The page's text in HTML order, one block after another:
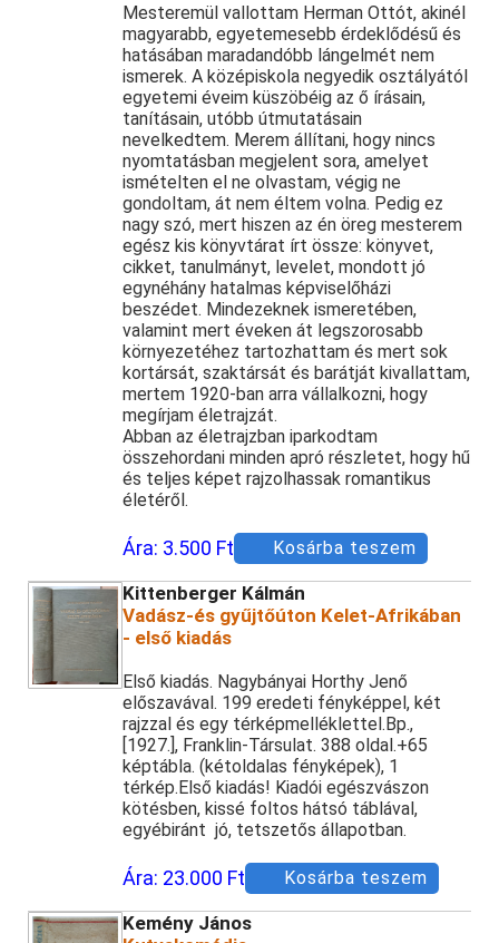
Mesteremül vallottam Herman Ottót, akinél
magyarabb, egyetemesebb érdeklődésű és
hatásában maradandóbb lángelmét nem
ismerek. A középiskola negyedik osztályától
egyetemi éveim küszöbéig az ő írásain,
tanításain, utóbb útmutatásain
nevelkedtem. Merem állítani, hogy nincs
nyomtatásban megjelent sora, amelyet
ismételten el ne olvastam, végig ne
gondoltam, át nem éltem volna. Pedig ez
nagy szó, mert hiszen az én öreg mesterem
egész kis könyvtárat írt össze: könyvet,
cikket, tanulmányt, levelet, mondott jó
egynéhány hatalmas képviselőházi
beszédet. Mindezeknek ismeretében,
valamint mert éveken át legszorosabb
környezetéhez tartozhattam és mert sok
kortársát, szaktársát és barátját kivallattam,
mertem 1920-ban arra vállalkozni, hogy
megírjam életrajzát.
Abban az életrajzban iparkodtam
összehordani minden apró részletet, hogy hű
és teljes képet rajzolhassak romantikus
életéről.
Ára: 3.500 Ft Kosárba teszem
Kittenberger Kálmán
Vadász-és gyűjtőúton Kelet-Afrikában
- első kiadás
Első kiadás. Nagybányai Horthy Jenő
előszavával. 199 eredeti fényképpel, két
rajzzal és egy térképmelléklettel.Bp.,
[1927.], Franklin-Társulat. 388 oldal.+65
képtábla. (kétoldalas fényképek), 1
térkép.Első kiadás! Kiadói egészvászon
kötésben, kissé foltos hátsó táblával,
egyébiránt jó, tetszetős állapotban.
Ára: 23.000 Ft Kosárba teszem
Kemény János